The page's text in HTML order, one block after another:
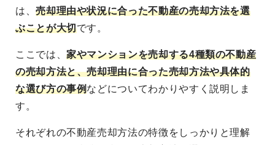
は、売却理由や状況に合った不動産の売却方法を選
ぶことが大切です。
ここでは、家やマンションを売却する4種類の不動産
の売却方法と、売却理由に合った売却方法や具体的
な選び方の事例などについてわかりやすく説明しま
す。
それぞれの不動産売却方法の特徴をしっかりと理解